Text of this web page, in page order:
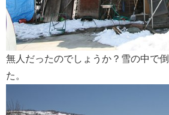
無人だったのでしょうか？雪の中で
た。